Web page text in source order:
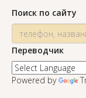
Поиск по сайту
Переводчик
Powered by